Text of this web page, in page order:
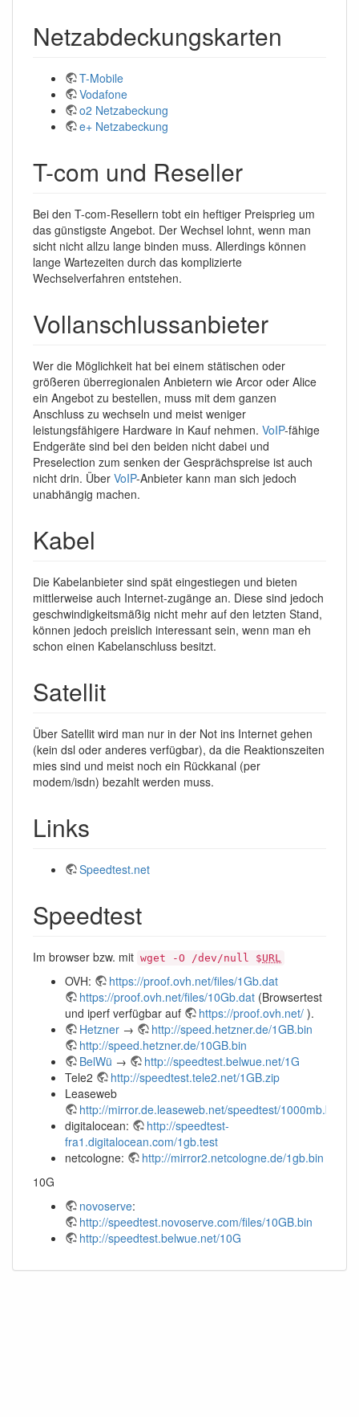
Netzabdeckungskarten
T-Mobile
Vodafone
o2 Netzabeckung
e+ Netzabeckung
T-com und Reseller
Bei den T-com-Resellern tobt ein heftiger Preisprieg um
das günstigste Angebot. Der Wechsel lohnt, wenn man
sicht nicht allzu lange binden muss. Allerdings können
lange Wartezeiten durch das komplizierte
Wechselverfahren entstehen.
Vollanschlussanbieter
Wer die Möglichkeit hat bei einem stätischen oder
größeren überregionalen Anbietern wie Arcor oder Alice
ein Angebot zu bestellen, muss mit dem ganzen
Anschluss zu wechseln und meist weniger
leistungsfähigere Hardware in Kauf nehmen. VoIP-fähige
Endgeräte sind bei den beiden nicht dabei und
Preselection zum senken der Gesprächspreise ist auch
nicht drin. Über VoIP-Anbieter kann man sich jedoch
unabhängig machen.
Kabel
Die Kabelanbieter sind spät eingestiegen und bieten
mittlerweise auch Internet-zugänge an. Diese sind jedoch
geschwindigkeitsmäßig nicht mehr auf den letzten Stand,
können jedoch preislich interessant sein, wenn man eh
schon einen Kabelanschluss besitzt.
Satellit
Über Satellit wird man nur in der Not ins Internet gehen
(kein dsl oder anderes verfügbar), da die Reaktionszeiten
mies sind und meist noch ein Rückkanal (per
modem/isdn) bezahlt werden muss.
Links
Speedtest.net
Speedtest
Im browser bzw. mit wget -O /dev/null $URL
OVH:
https://proof.ovh.net/files/1Gb.dat
https://proof.ovh.net/files/10Gb.dat (Browsertest
und iperf verfügbar auf
https://proof.ovh.net/ ).
Hetzner →
http://speed.hetzner.de/1GB.bin
http://speed.hetzner.de/10GB.bin
BelWü →
http://speedtest.belwue.net/1G
Tele2
http://speedtest.tele2.net/1GB.zip
Leaseweb
http://mirror.de.leaseweb.net/speedtest/1000mb.bin
digitalocean:
http://speedtest-
fra1.digitalocean.com/1gb.test
netcologne:
http://mirror2.netcologne.de/1gb.bin
10G
novoserve:
http://speedtest.novoserve.com/files/10GB.bin
http://speedtest.belwue.net/10G